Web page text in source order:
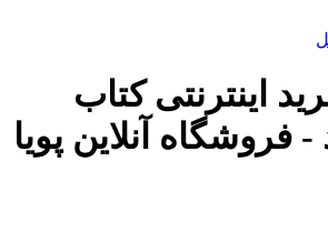
اینترنتی کتاب
آنلاین پویا